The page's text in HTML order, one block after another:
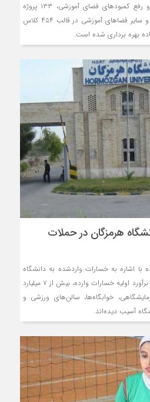
راستای توسعه عدالت آموزشی و رفع کمبودهای فضای آموزشی، ۱۳۳ پروژه
شامل مدرسه، سالن‌های ورزشی و سایر فضاهای آموزشی در قالب ۴۵۴ کلاس
بهره برداری شده است.
دانشگاه هرمزگان در حملات
با اشاره به خسارات واردشده به دانشگاه
هرمزگان در جنگ اخیر اظهار کرد: برآورد اولیه خسارات وارده، بیش از ۷ میلیارد
خوابگاه‌ها، سالن‌های ورزشی و
آسیب دیده‌اند.